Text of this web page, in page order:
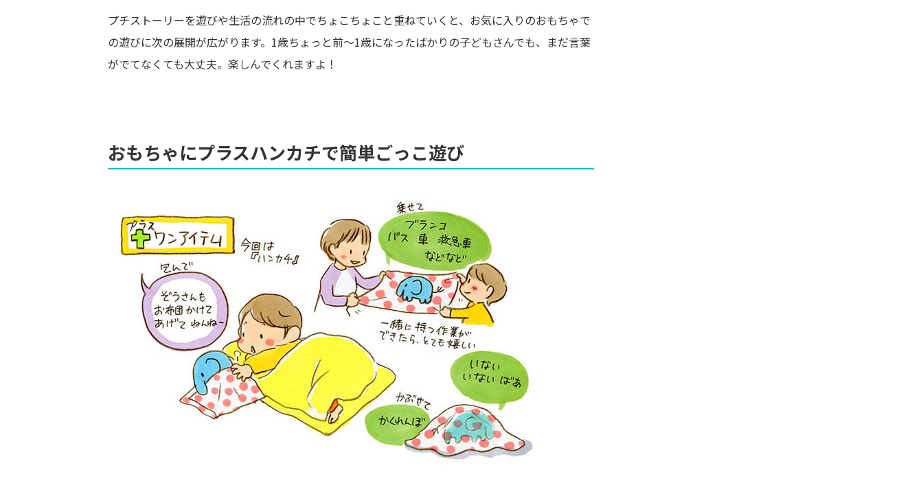
プチストーリーを遊びや生活の流れの中でちょこちょこと重ねていくと、お気に入りのおもちゃで
の遊びに次の展開が広がります。1歳ちょっと前～1歳になったばかりの子どもさんでも、まだ言葉
がでてなくても大丈夫。楽しんでくれますよ！
おもちゃにプラスハンカチで簡単ごっこ遊び